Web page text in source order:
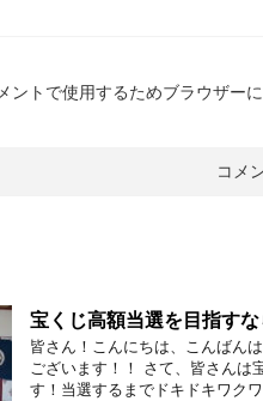
ントで使用するためブラウザー
宝くじ高額当選を目指す
皆さん！こんにちは、こんばん
ございます！！ さて、皆さんは
す！当選するまでドキドキワク